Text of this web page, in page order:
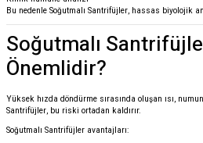
Bu nedenle Soğutmalı Santrifüjler, hassas biyolojik
Soğutmalı
Önemlidir?
Yüksek hızda döndürme sırasında oluşan ısı,
Santrifüjler, bu riski ortadan kaldırır.
Soğutmalı Santrifüjler avantajları: